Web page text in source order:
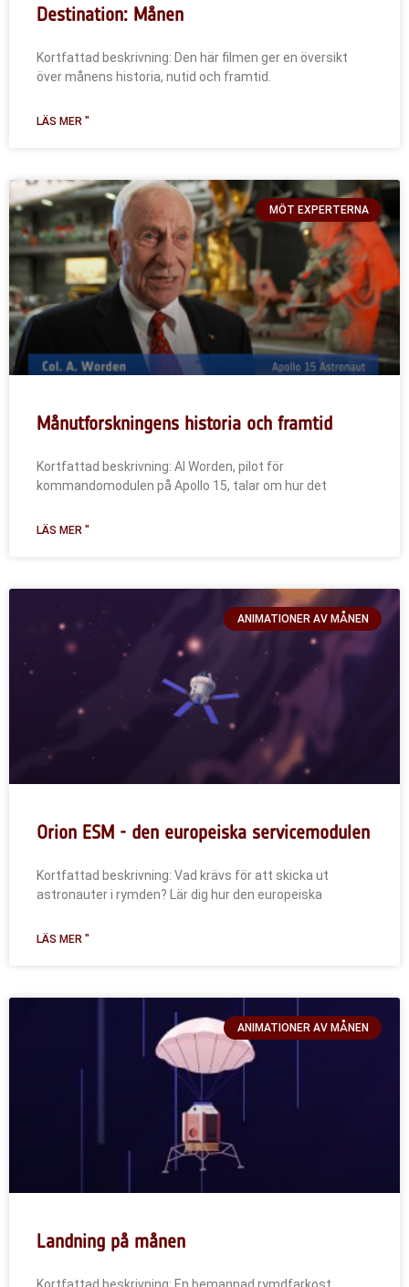
Destination: Månen
Kortfattad beskrivning: Den här filmen ger en översikt
över månens historia, nutid och framtid.
LÄS MER "
MÖT EXPERTERNA
Månutforskningens historia och framtid
Kortfattad beskrivning: Al Worden, pilot för
kommandomodulen på Apollo 15, talar om hur det
LÄS MER "
ANIMATIONER AV MÅNEN
Orion ESM - den europeiska servicemodulen
Kortfattad beskrivning: Vad krävs för att skicka ut
astronauter i rymden? Lär dig hur den europeiska
LÄS MER "
ANIMATIONER AV MÅNEN
Landning på månen
Kortfattad beskrivning: En bemannad rymdfarkost